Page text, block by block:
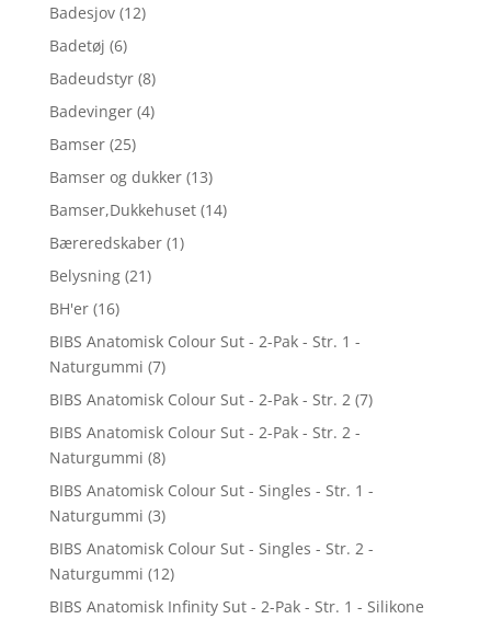
Badesjov (12)
Badetøj (6)
Badeudstyr (8)
Badevinger (4)
Bamser (25)
Bamser og dukker (13)
Bamser,Dukkehuset (14)
Bæreredskaber (1)
Belysning (21)
BH'er (16)
BIBS Anatomisk Colour Sut - 2-Pak - Str. 1 -
Naturgummi (7)
BIBS Anatomisk Colour Sut - 2-Pak - Str. 2 (7)
BIBS Anatomisk Colour Sut - 2-Pak - Str. 2 -
Naturgummi (8)
BIBS Anatomisk Colour Sut - Singles - Str. 1 -
Naturgummi (3)
BIBS Anatomisk Colour Sut - Singles - Str. 2 -
Naturgummi (12)
BIBS Anatomisk Infinity Sut - 2-Pak - Str. 1 - Silikone